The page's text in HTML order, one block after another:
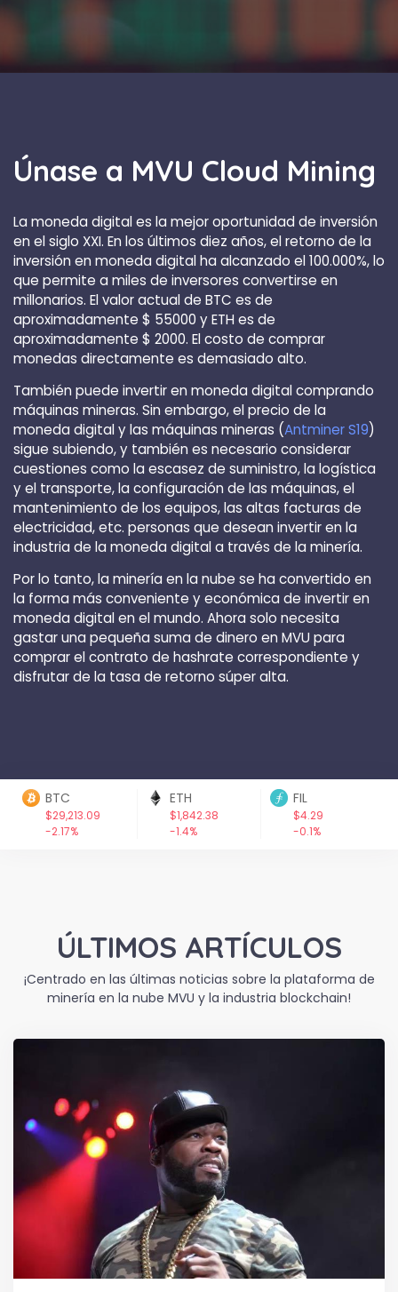
Únase a MVU Cloud Mining
La moneda digital es la mejor oportunidad de inversión
en el siglo XXI. En los últimos diez años, el retorno de la
inversión en moneda digital ha alcanzado el 100.000%, lo
que permite a miles de inversores convertirse en
millonarios. El valor actual de BTC es de
aproximadamente $ 55000 y ETH es de
aproximadamente $ 2000. El costo de comprar
monedas directamente es demasiado alto.
También puede invertir en moneda digital comprando
máquinas mineras. Sin embargo, el precio de la
moneda digital y las máquinas mineras (Antminer S19)
sigue subiendo, y también es necesario considerar
cuestiones como la escasez de suministro, la logística
y el transporte, la configuración de las máquinas, el
mantenimiento de los equipos, las altas facturas de
electricidad, etc. personas que desean invertir en la
industria de la moneda digital a través de la minería.
Por lo tanto, la minería en la nube se ha convertido en
la forma más conveniente y económica de invertir en
moneda digital en el mundo. Ahora solo necesita
gastar una pequeña suma de dinero en MVU para
comprar el contrato de hashrate correspondiente y
disfrutar de la tasa de retorno súper alta.
BTC
$29,213.09
-2.17%
ETH
$1,842.38
-1.4%
FIL
$4.29
-0.1%
ÚLTIMOS ARTÍCULOS
¡Centrado en las últimas noticias sobre la plataforma de
minería en la nube MVU y la industria blockchain!